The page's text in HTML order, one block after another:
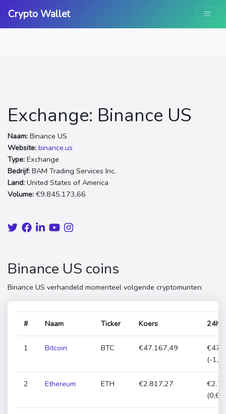
Crypto Wallet
Exchange: Binance US
Naam: Binance US
Website: binance.us
Type: Exchange
Bedrijf: BAM Trading Services Inc.
Land: United States of America
Volume: €9.845.173,66
Binance US coins
Binance US verhandeld momenteel volgende cryptomunten:
# Naam Ticker Koers 24h
1 Bitcoin BTC €47.167,49
(-
2 Ethereum ETH €2.817,27